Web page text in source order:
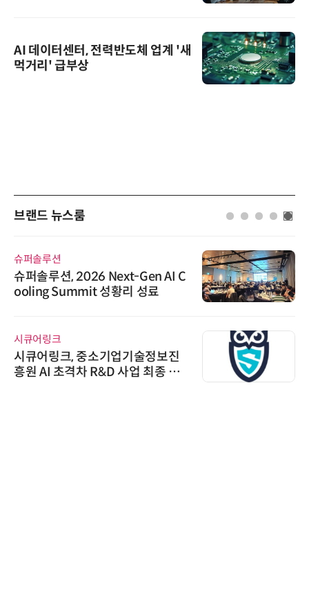
AI 데이터센터, 전력반도체 업계 '새
먹거리' 급부상
브랜드 뉴스룸
슈퍼솔루션
슈퍼솔루션, 2026 Next-Gen AI C
ooling Summit 성황리 성료
시큐어링크
시큐어링크, 중소기업기술정보진
흥원 AI 초격차 R&D 사업 최종 선